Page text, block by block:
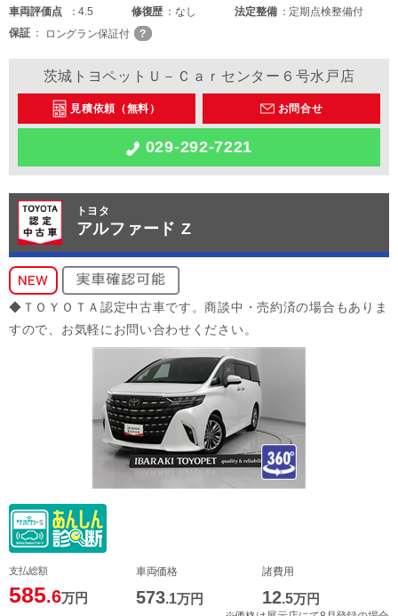
車両評価点 4.5 修復歴 なし 法定整備
定期点検整備付
保証
ロングラン保証付
茨城トヨペットＵ－Ｃａｒセンター６号水戸店
見積依頼（無料） お問合せ
029-292-7221
トヨタ
アルファード Z
◆ＴＯＹＯＴＡ認定中古車です。商談中・売約済の場合もありま
すので、お気軽にお問い合わせください。
支払総額
585.6万円
車両価格
573.1万円
諸費用
12.5万円